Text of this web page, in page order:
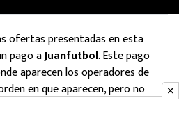
ofertas presentadas en esta
pago aJuanfutbol. Este pago
aparecen los operadores de
en que aparecen, pero no